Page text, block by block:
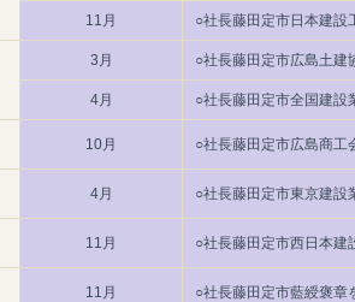
11月 ○社長藤田定市日本建設
3月 ○社長藤田定市広島土建
4月 ○社長藤田定市全国建設
10月 ○社長藤田定市広島商工
4月 ○社長藤田定市東京建設
11月 ○社長藤田定市西日本建
11月 ○社長藤田定市藍綬褒章